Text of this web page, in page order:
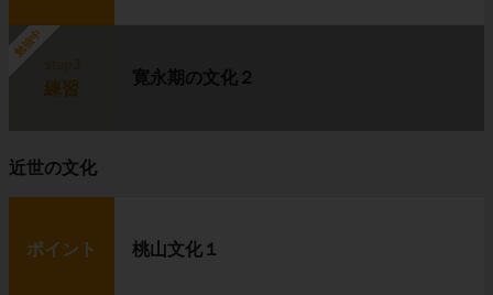
勉強中
練習
寛永期の文化２
近世の文化
ポイント 桃山文化１